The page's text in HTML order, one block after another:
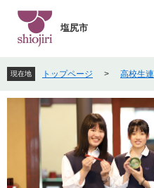
先
頭
で
を
飛
ば
塩尻市
現在地 トップページ > 高校生